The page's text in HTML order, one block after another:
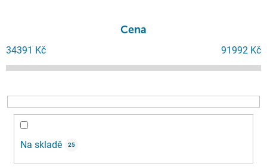
í
p
o
d
Cena
34391 Kč 91992 Kč
Na skladě 25